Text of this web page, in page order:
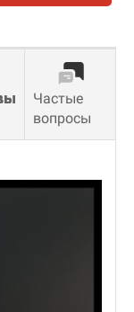
Частые
вопросы